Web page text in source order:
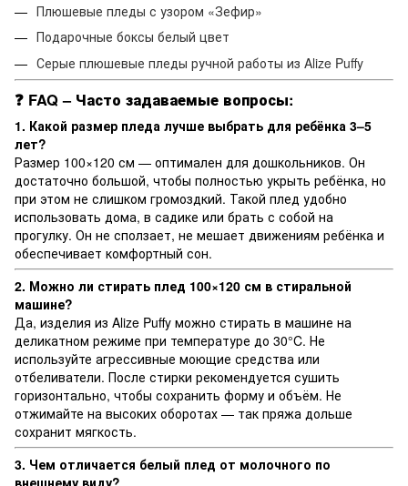
Плюшевые пледы с узором «Зефир»
Подарочные боксы белый цвет
Серые плюшевые пледы ручной работы из Alize Puffy
❓ FAQ – Часто задаваемые вопросы:
1. Какой размер пледа лучше выбрать для ребёнка 3–5
лет?
Размер 100×120 см — оптимален для дошкольников. Он
достаточно большой, чтобы полностью укрыть ребёнка, но
при этом не слишком громоздкий. Такой плед удобно
использовать дома, в садике или брать с собой на
прогулку. Он не сползает, не мешает движениям ребёнка и
обеспечивает комфортный сон.
2. Можно ли стирать плед 100×120 см в стиральной
машине?
Да, изделия из Alize Puffy можно стирать в машине на
деликатном режиме при температуре до 30°C. Не
используйте агрессивные моющие средства или
отбеливатели. После стирки рекомендуется сушить
горизонтально, чтобы сохранить форму и объём. Не
отжимайте на высоких оборотах — так пряжа дольше
сохранит мягкость.
3. Чем отличается белый плед от молочного по
внешнему виду?